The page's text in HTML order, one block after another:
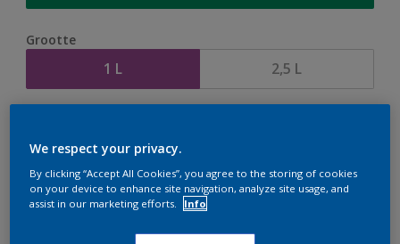
Grootte
1 L 2,5 L
te bestellen. Houd de website in de gaten, we werken
We respect your privacy.
By clicking “Accept All Cookies”, you agree to the storing of cookies
on your device to enhance site navigation, analyze site usage, and
assist in our marketing efforts.
Info